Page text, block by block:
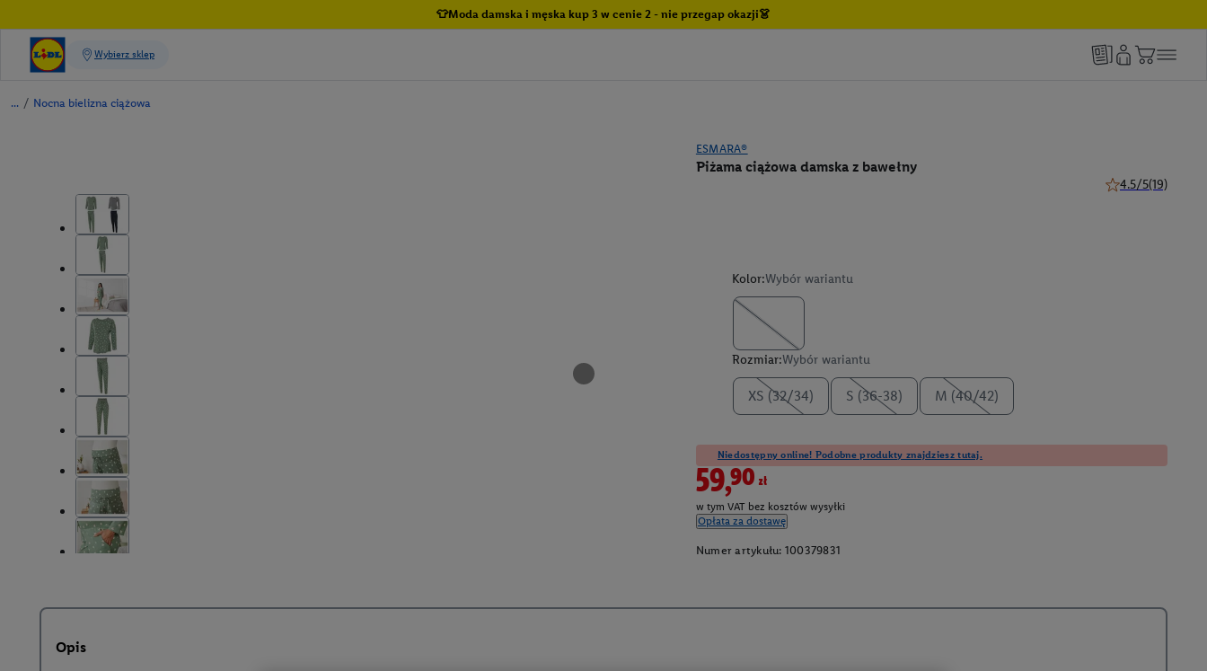
👕Moda damska i męska kup 3 w cenie 2 - nie przegap okazji👗
/ Nocna bielizna ciążowa
ESMARA®
Piżama ciążowa damska z bawełny
4.5/5(19)
Kolor:Wybór wariantu
Rozmiar:Wybór wariantu
XS (32/34) S (36-38) M (40/42)
Niedostępny online! Podobne produkty znajdziesz tutaj.
59,90zł
w tym VAT bez kosztów wysyłki
Opłata za dostawę
Numer artykułu: 100379831
Opis